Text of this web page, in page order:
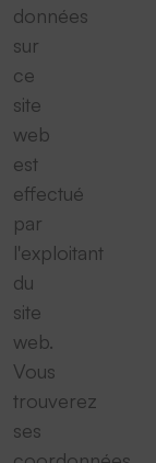
données
sur
ce
site
web
est
effectué
par
l'exploitant
du
site
web.
Vous
trouverez
ses